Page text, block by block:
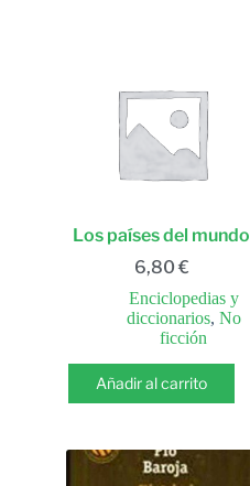
Los países del mundo
6,80 €
Enciclopedias y
diccionarios, No
ficción
Añadir al carrito